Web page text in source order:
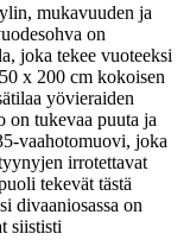
mukavuuden ja
on
joka tekee vuoteeksi
x 200 cm kokoisen
yövieraiden
on tukevaa puuta ja
vaahotomuovi, joka
irrotettavat
tekevät tästä
divaaniosassa on
siististi